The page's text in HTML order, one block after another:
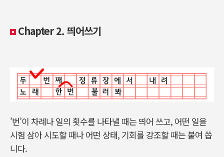
Chapter 2. 띄어쓰기
’번’이 차례나 일의 횟수를 나타낼 때는 띄어 쓰고, 어떤 일을
시험 삼아 시도할 때나 어떤 상태, 기회를 강조할 때는 붙여 씁
니다.